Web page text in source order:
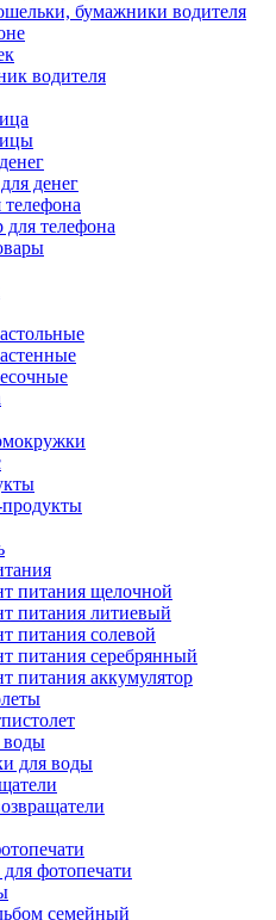
бумажники водителя
водителя
денег
для телефона
питания щелочной
питания литиевый
питания солевой
питания серебрянный
питания аккумулятор
воды
для воды
фотопечати
семейный